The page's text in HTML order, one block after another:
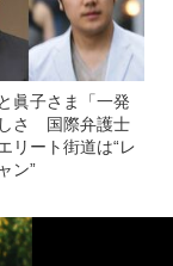
眞子さま「一発
さ 国際弁護士
リート街道は“レ
ン”